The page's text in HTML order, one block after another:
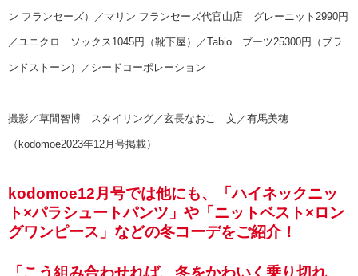
ン フランセーズ）／マリン フランセーズ代官山店 グレーニット2990円
／ユニクロ ソックス1045円（靴下屋）／Tabio ブーツ25300円（ブラ
ンドストーン）／シードコーポレーション
撮影／草間智博 スタイリング／玄長なおこ 文／有馬美穂
（kodomoe2023年12月号掲載）
kodomoe12月号では他にも、「ハイネックニッ
ト×パラシュートパンツ」や「ニットベスト×ロン
グワンピース」などの冬コーデをご紹介！
「こう組み合わせれば、冬をかわいく乗り切れ